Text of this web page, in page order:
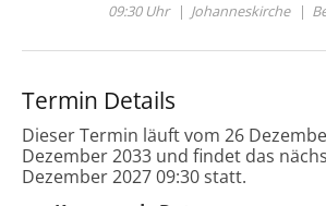
09:30 Uhr Johanneskirche
Termin Details
Dieser Termin läuft vom 26
Dezember 2033 und findet das
Dezember 2027 09:30 statt.